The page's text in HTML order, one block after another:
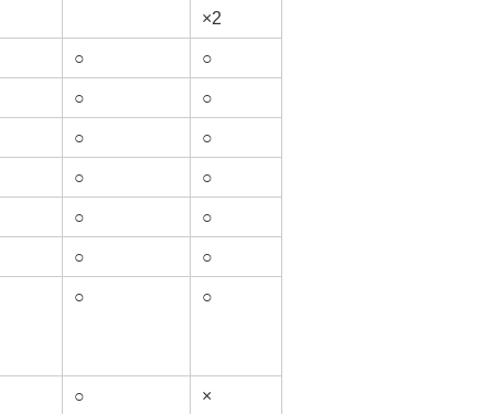
×2
○ ○
○ ○
○ ○
○ ○
○ ○
○ ○
○ ○
○ ×